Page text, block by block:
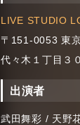
LIVE STUDIO
〒151-0053 東
代々木１丁目３
出演者
武田舞彩 / 天野